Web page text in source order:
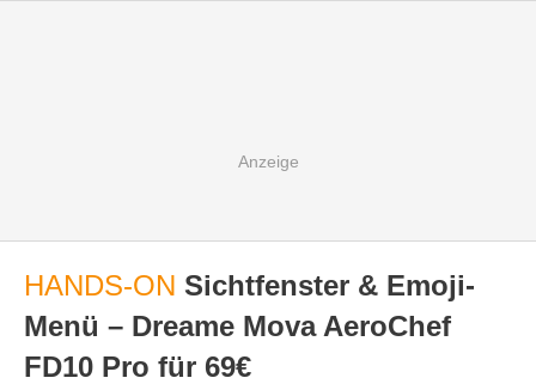
HANDS-ON Sichtfenster & Emoji-
Menü – Dreame Mova AeroChef
FD10 Pro für 69€